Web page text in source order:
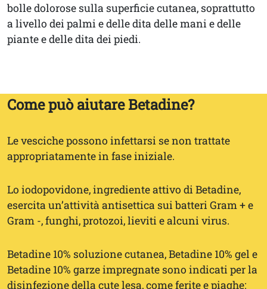
bolle dolorose sulla superficie cutanea, soprattutto
a livello dei palmi e delle dita delle mani e delle
piante e delle dita dei piedi.
Come può aiutare Betadine?
Le vesciche possono infettarsi se non trattate
appropriatamente in fase iniziale.
Lo iodopovidone, ingrediente attivo di Betadine,
esercita un’attività antisettica sui batteri Gram + e
Gram -, funghi, protozoi, lieviti e alcuni virus.
Betadine 10% soluzione cutanea, Betadine 10% gel e
Betadine 10% garze impregnate sono indicati per la
disinfezione della cute lesa, come ferite e piaghe: